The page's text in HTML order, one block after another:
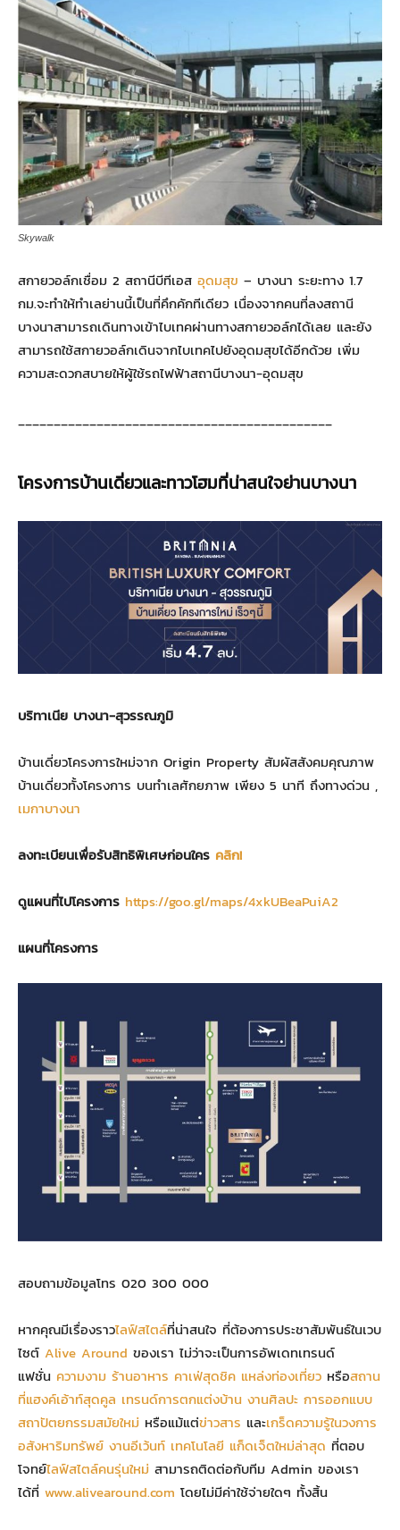
Skywalk
สกายวอล์กเชื่อม 2 สถานีบีทีเอส อุดมสุข – บางนา ระยะทาง 1.7
กม.จะทำให้ทำเลย่านนี้เป็นที่คึกคักทีเดียว เนื่องจากคนที่ลงสถานี
บางนาสามารถเดินทางเข้าไบเทคผ่านทางสกายวอล์กได้เลย และยัง
สามารถใช้สกายวอล์กเดินจากไบเทคไปยังอุดมสุขได้อีกด้วย เพิ่ม
ความสะดวกสบายให้ผู้ใช้รถไฟฟ้าสถานีบางนา-อุดมสุข
____________________________________________
โครงการบ้านเดี่ยวและทาวโฮมที่น่าสนใจย่านบางนา
บริทาเนีย บางนา-สุวรรณภูมิ
บ้านเดี่ยวโครงการใหม่จาก Origin Property สัมผัสสังคมคุณภาพ
บ้านเดี่ยวทั้งโครงการ บนทำเลศักยภาพ เพียง 5 นาที ถึงทางด่วน ,
เมกาบางนา
ลงทะเบียนเพื่อรับสิทธิพิเศษก่อนใคร คลิก!
ดูแผนที่ไปโครงการ https://goo.gl/maps/4xkUBeaPuiA2
แผนที่โครงการ
สอบถามข้อมูลโทร 020 300 000
หากคุณมีเรื่องราวไลฟ์สไตล์ที่น่าสนใจ ที่ต้องการประชาสัมพันธ์ในเวบ
ไซต์ Alive Around ของเรา ไม่ว่าจะเป็นการอัพเดทเทรนด์
แฟชั่น ความงาม ร้านอาหาร คาเฟ่สุดชิค แหล่งท่องเที่ยว หรือสถาน
ที่แฮงค์เอ้าท์สุดคูล เทรนด์การตกแต่งบ้าน งานศิลปะ การออกแบบ
สถาปัตยกรรมสมัยใหม่ หรือแม้แต่ข่าวสาร และเกร็ดความรู้ในวงการ
อสังหาริมทรัพย์ งานอีเว้นท์ เทคโนโลยี แก็ดเจ็ตใหม่ล่าสุด ที่ตอบ
โจทย์ไลฟ์สไตล์คนรุ่นใหม่ สามารถติดต่อกับทีม Admin ของเรา
ได้ที่ www.alivearound.com โดยไม่มีค่าใช้จ่ายใดๆ ทั้งสิ้น